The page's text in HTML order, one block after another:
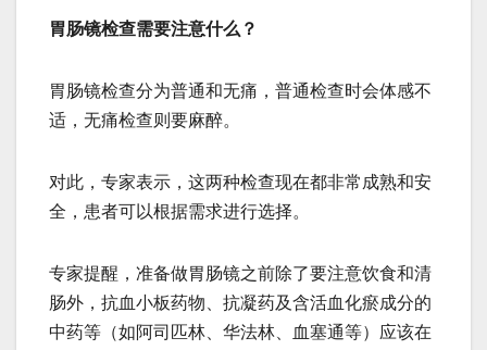
胃肠镜检查需要注意什么？
胃肠镜检查分为普通和无痛，普通检查时会体感不
适，无痛检查则要麻醉。
对此，专家表示，这两种检查现在都非常成熟和安
全，患者可以根据需求进行选择。
专家提醒，准备做胃肠镜之前除了要注意饮食和清
肠外，抗血小板药物、抗凝药及含活血化瘀成分的
中药等（如阿司匹林、华法林、血塞通等）应该在